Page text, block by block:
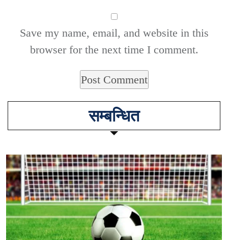
Save my name, email, and website in this
browser for the next time I comment.
सम्बन्धित